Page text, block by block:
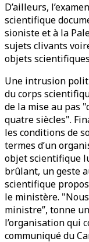
D’ailleurs,
scientifique
sioniste et à la
sujets clivants
objets
Une intrusion
du corps
de la mise au pas
quatre siècles".
les conditions de
termes d’un
objet scientifique
brûlant, un geste
scientifique
le ministère.
ministre”, tonne
l’organisation qui
communiqué du